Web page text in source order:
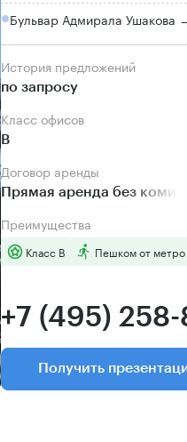
Бульвар Адмирала Ушакова
История предложений
по запросу
Класс офисов
B
Договор аренды
Прямая аренда без
Преимущества
Класс B Пешком от метро
+7 (495) 258-
Получить